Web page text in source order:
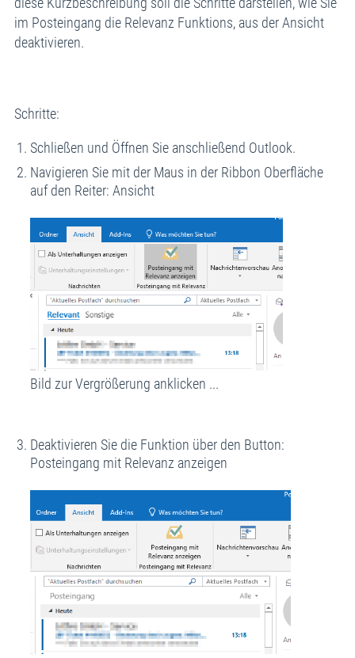
im Posteingang die Relevanz Funktions, aus der Ansicht
deaktivieren.
Schritte:
Schließen und Öffnen Sie anschließend Outlook.
Navigieren Sie mit der Maus in der Ribbon Oberfläche
auf den Reiter: Ansicht
Bild zur Vergrößerung anklicken ...
Deaktivieren Sie die Funktion über den Button:
Posteingang mit Relevanz anzeigen